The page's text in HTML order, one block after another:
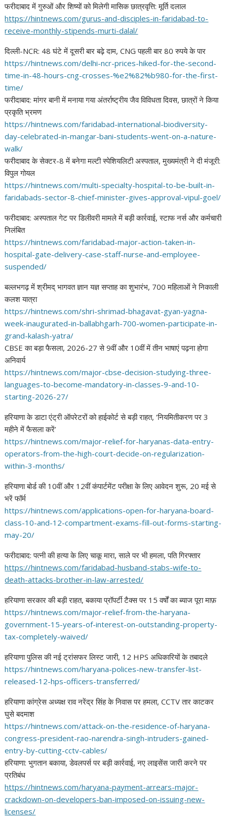
फरीदाबाद में गुरुओं और शिष्यों को मिलेगी मासिक छात्रवृत्ति: मूर्ति दलाल
https://hintnews.com/gurus-and-disciples-in-faridabad-to-
receive-monthly-stipends-murti-dalal/
दिल्ली-NCR: 48 घंटे में दूसरी बार बढ़े दाम, CNG पहली बार 80 रुपये के पार
https://hintnews.com/delhi-ncr-prices-hiked-for-the-second-
time-in-48-hours-cng-crosses-%e2%82%b980-for-the-first-
time/
फरीदाबाद: मांगर बानी में मनाया गया अंतर्राष्ट्रीय जैव विविधता दिवस, छात्रों ने किया
प्रकृति भ्रमण
https://hintnews.com/faridabad-international-biodiversity-
day-celebrated-in-mangar-bani-students-went-on-a-nature-
walk/
फरीदाबाद के सेक्टर-8 में बनेगा मल्टी स्पेशियलिटी अस्पताल, मुख्यमंत्री ने दी मंजूरी:
विपुल गोयल
https://hintnews.com/multi-specialty-hospital-to-be-built-in-
faridabads-sector-8-chief-minister-gives-approval-vipul-goel/
फरीदाबाद: अस्पताल गेट पर डिलीवरी मामले में बड़ी कार्रवाई, स्टाफ नर्स और कर्मचारी
निलंबित
https://hintnews.com/faridabad-major-action-taken-in-
hospital-gate-delivery-case-staff-nurse-and-employee-
suspended/
बल्लभगढ़ में श्रीमद् भागवत ज्ञान यज्ञ सप्ताह का शुभारंभ, 700 महिलाओं ने निकाली
कलश यात्रा
https://hintnews.com/shri-shrimad-bhagavat-gyan-yagna-
week-inaugurated-in-ballabhgarh-700-women-participate-in-
grand-kalash-yatra/
CBSE का बड़ा फैसला, 2026-27 से 9वीं और 10वीं में तीन भाषाएं पढ़ना होगा
अनिवार्य
https://hintnews.com/major-cbse-decision-studying-three-
languages-to-become-mandatory-in-classes-9-and-10-
starting-2026-27/
हरियाणा के डाटा एंट्री ऑपरेटरों को हाईकोर्ट से बड़ी राहत, ‘नियमितीकरण पर 3
महीने में फैसला करें’
https://hintnews.com/major-relief-for-haryanas-data-entry-
operators-from-the-high-court-decide-on-regularization-
within-3-months/
हरियाणा बोर्ड की 10वीं और 12वीं कंपार्टमेंट परीक्षा के लिए आवेदन शुरू, 20 मई से
भरें फॉर्म
https://hintnews.com/applications-open-for-haryana-board-
class-10-and-12-compartment-exams-fill-out-forms-starting-
may-20/
फरीदाबाद: पत्नी की हत्या के लिए चाकू मारा, साले पर भी हमला, पति गिरफ्तार
https://hintnews.com/faridabad-husband-stabs-wife-to-
death-attacks-brother-in-law-arrested/
हरियाणा सरकार की बड़ी राहत, बकाया प्रॉपर्टी टैक्स पर 15 वर्षों का ब्याज पूरा माफ़
https://hintnews.com/major-relief-from-the-haryana-
government-15-years-of-interest-on-outstanding-property-
tax-completely-waived/
हरियाणा पुलिस की नई ट्रांसफर लिस्ट जारी, 12 HPS अधिकारियों के तबादले
https://hintnews.com/haryana-polices-new-transfer-list-
released-12-hps-officers-transferred/
हरियाणा कांग्रेस अध्यक्ष राव नरेंद्र सिंह के निवास पर हमला, CCTV तार काटकर
घुसे बदमाश
https://hintnews.com/attack-on-the-residence-of-haryana-
congress-president-rao-narendra-singh-intruders-gained-
entry-by-cutting-cctv-cables/
हरियाणा: भुगतान बकाया, डेवलपर्स पर बड़ी कार्रवाई, नए लाइसेंस जारी करने पर
प्रतिबंध
https://hintnews.com/haryana-payment-arrears-major-
crackdown-on-developers-ban-imposed-on-issuing-new-
licenses/